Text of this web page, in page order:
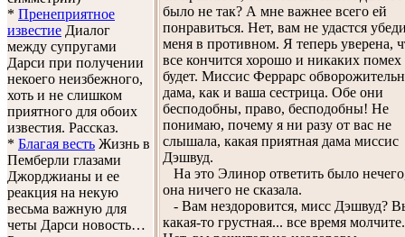
* Пренеприятное
известие Диалог
между супругами
Дарси при получении
некоего неизбежного,
хоть и не слишком
приятного для обоих
известия. Рассказ.
* Благая весть Жизнь в
Пемберли глазами
Джорджианы и ее
реакция на некую
весьма важную для
четы Дарси новость…
было не так? А мне важнее всего ей
понравиться. Нет, вам не удастся
меня в противном. Я теперь уверена,
все кончится хорошо и никаких помех
будет. Миссис Феррарс
дама, как и ваша сестрица. Обе они
бесподобны, право, бесподобны! Не
понимаю, почему я ни разу от вас не
слышала, какая приятная дама миссис
Дэшвуд.
На это Элинор ответить было
она ничего не сказала.
- Вам нездоровится, мисс Дэшвуд?
какая-то грустная... все время молчите.